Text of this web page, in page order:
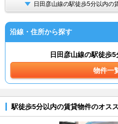
日田彦山線の駅徒歩5分以内の
沿線・住所から探す
日田彦山線の駅徒歩
物件一
駅徒歩5分以内の賃貸物件のオス